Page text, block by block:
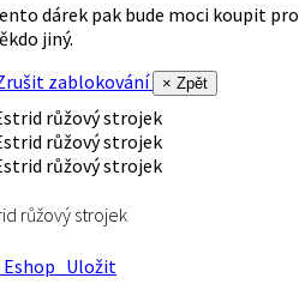
dárek pak bude moci koupit pro
jiný.
zablokování
× Zpět
růžový strojek
Uložit